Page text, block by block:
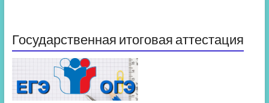
Государственная итоговая аттестация